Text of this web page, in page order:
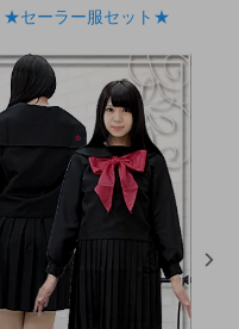
★セーラー服セット★